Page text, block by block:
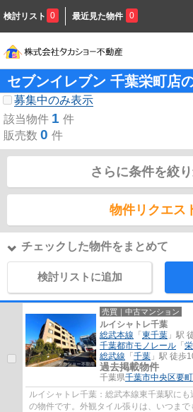
検討リスト 0 最近見た物件 0
セブンイレブン 千葉栄町店
募集中のみ表示
該当物件 1 件
販売数 0 件
さらに条件を絞
物件リクエス
チェックした物件をまとめて
検討リストに追加
売買｜中古マンション
ルイシャトレ千葉
総武本線 「 東千葉 」駅
千葉都市モノレール 「
総武線 「 千葉 」駅 徒歩
過去掲載物件
千葉県千葉市中央区要町
ルイシャトレ千葉：総武本線東千葉駅に
の物件です。外観タイル張りは、いつま